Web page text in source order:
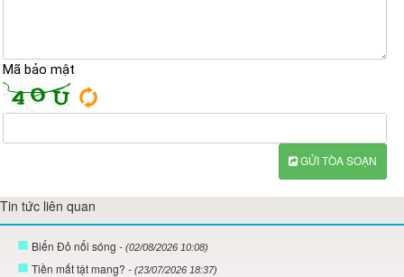
Mã bảo mật
GỬI TÒA SOẠN
Tin tức liên quan
Biển Đỏ nổi sóng - (02/08/2026 10:08)
Tiền mất tật mang? - (23/07/2026 18:37)